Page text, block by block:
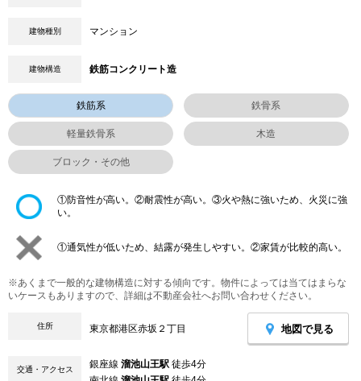
建物種別 マンション
建物構造 鉄筋コンクリート造
鉄筋系 鉄骨系
軽量鉄骨系 木造
ブロック・その他
①防音性が高い。②耐震性が高い。③火や熱に強いため、火災に強
い。
①通気性が低いため、結露が発生しやすい。②家賃が比較的高い。
※あくまで一般的な建物構造に対する傾向です。物件によっては当てはまらな
いケースもありますので、詳細は不動産会社へお問い合わせください。
住所 東京都港区赤坂２丁目 地図で見る
交通・アクセス 銀座線 溜池山王駅 徒歩4分